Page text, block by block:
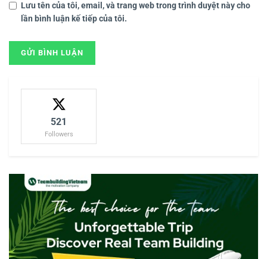
Lưu tên của tôi, email, và trang web trong trình duyệt này cho
lần bình luận kế tiếp của tôi.
521
Followers